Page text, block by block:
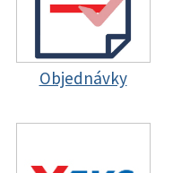
Objednávky